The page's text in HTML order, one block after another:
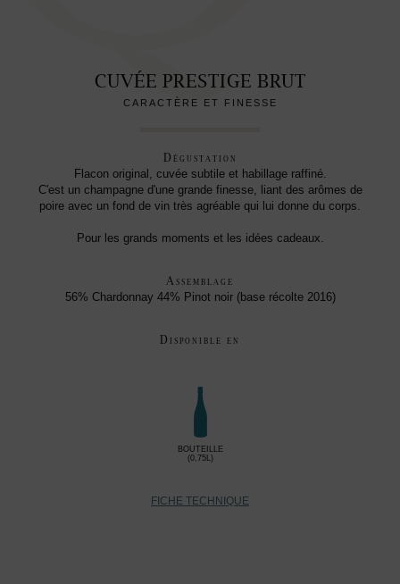
CUVÉE PRESTIGE BRUT
CARACTÈRE ET FINESSE
Dégustation
Flacon original, cuvée subtile et habillage raffiné.
C'est un champagne d'une grande finesse, liant des arômes de
poire avec un fond de vin très agréable qui lui donne du corps.
Pour les grands moments et les idées cadeaux.
Assemblage
56% Chardonnay 44% Pinot noir (base récolte 2016)
Disponible en
BOUTEILLE
(0,75L)
FICHE TECHNIQUE